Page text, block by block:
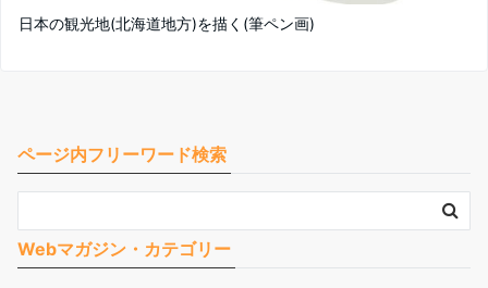
日本の観光地(北海道地方)を描く(筆ペン画)
ページ内フリーワード検索
Webマガジン・カテゴリー